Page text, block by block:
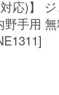
応)】
手用